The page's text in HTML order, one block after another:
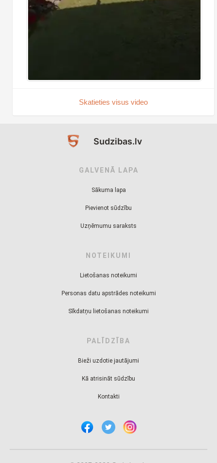
Skatieties visus video
Sudzibas.lv
GALVENĀ LAPA
Sākuma lapa
Pievienot sūdzību
Uzņēmumu saraksts
NOTEIKUMI
Lietošanas noteikumi
Personas datu apstrādes noteikumi
Sīkdatņu lietošanas noteikumi
PALĪDZĪBA
Bieži uzdotie jautājumi
Kā atrisināt sūdzību
Kontakti